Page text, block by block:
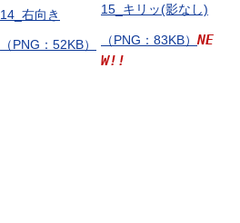
14_右向き
（PNG：52KB）
15_キリッ(影なし)
（PNG：83KB） NE
W!!